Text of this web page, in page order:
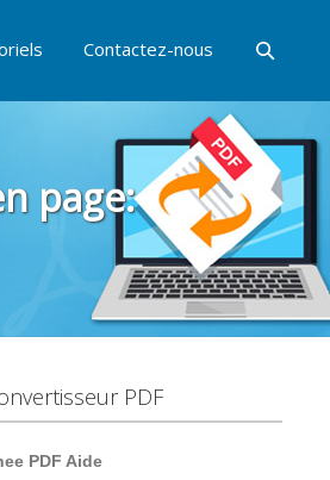
Contactez-nous
page:
PDF
PDF Aide